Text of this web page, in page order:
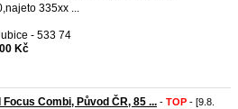
335xx ...
- 533 74
Kč
Focus Combi, Původ ČR, 85 ... - TOP - [9.8.